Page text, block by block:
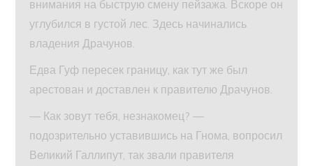
внимания на быструю смену пейзажа. Вскоре он
углубился в густой лес. Здесь начинались
владения Драчунов.
Едва Гуф пересек границу, как тут же был
арестован и доставлен к правителю Драчунов.
— Как зовут тебя, незнакомец? —
подозрительно уставившись на Гнома, вопросил
Великий Галлипут, так звали правителя